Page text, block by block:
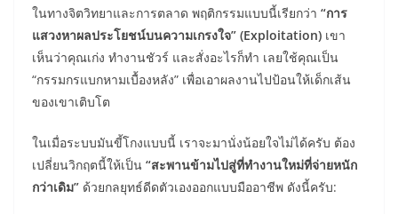
ในทางจิตวิทยาและการตลาด พฤติกรรมแบบนี้เรียกว่า “การ
แสวงหาผลประโยชน์บนความเกรงใจ” (Exploitation) เขา
เห็นว่าคุณเก่ง ทำงานชัวร์ และสั่งอะไรก็ทำ เลยใช้คุณเป็น
“กรรมกรแบกหามเบื้องหลัง” เพื่อเอาผลงานไปป้อนให้เด็กเส้น
ของเขาเติบโต
ในเมื่อระบบมันขี้โกงแบบนี้ เราจะมานั่งน้อยใจไม่ได้ครับ ต้อง
เปลี่ยนวิกฤตนี้ให้เป็น “สะพานข้ามไปสู่ที่ทำงานใหม่ที่จ่ายหนัก
กว่าเดิม” ด้วยกลยุทธ์ดีดตัวเองออกแบบมืออาชีพ ดังนี้ครับ: